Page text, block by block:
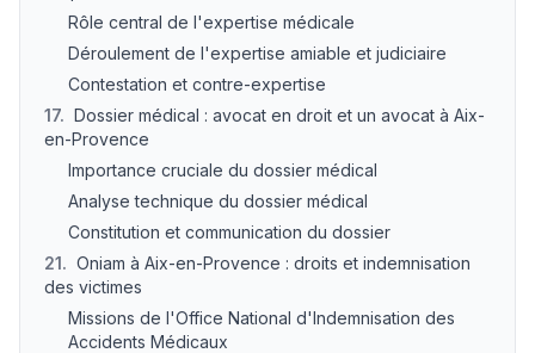
Rôle central de l'expertise médicale
Déroulement de l'expertise amiable et judiciaire
Contestation et contre-expertise
17. Dossier médical : avocat en droit et un avocat à Aix-
en-Provence
Importance cruciale du dossier médical
Analyse technique du dossier médical
Constitution et communication du dossier
21. Oniam à Aix-en-Provence : droits et indemnisation
des victimes
Missions de l'Office National d'Indemnisation des
Accidents Médicaux